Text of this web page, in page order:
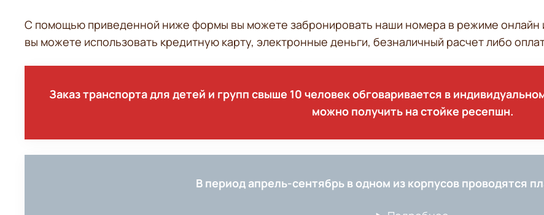
С помощью приведенной ниже формы вы можете забронировать наши номера в режиме онлайн
вы можете использовать кредитную карту, электронные деньги, безналичный расчет либо
Заказ транспорта для детей и групп свыше 10 человек обговаривается в
можно получить на стойке ресепшн.
В период апрель-сентябрь в одном из корпусов проводятся